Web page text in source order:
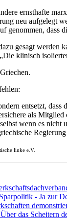
ernsthafte
neu aufgelegt
genommen, dass
gesagt werden
klinisch
entsetzt, dass
als
wenn es
linke e.V.
- Ja zur
das Scheitern